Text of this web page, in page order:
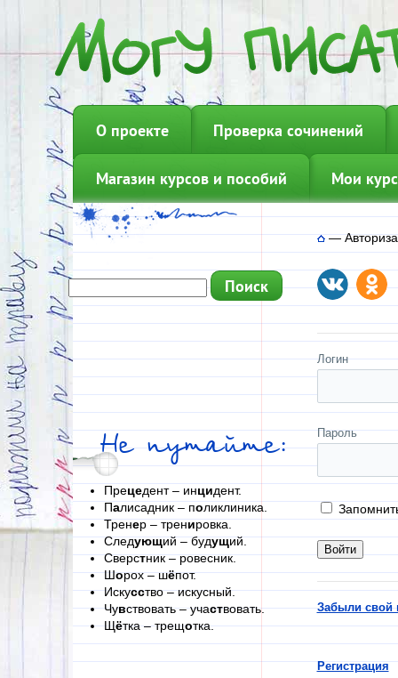
О проекте Проверка сочинений
Магазин курсов и пособий Мои
Не путайте:
Прецедент – инцидент.
Палисадник – поликлиника.
Тренер – тренировка.
Следующий – будущий.
Сверстник – ровесник.
Шорох – шёпот.
Искусство – искусный.
Чувствовать – участвовать.
Щётка – трещотка.
—
Логин
Пароль
Забыли свой
Регистрация